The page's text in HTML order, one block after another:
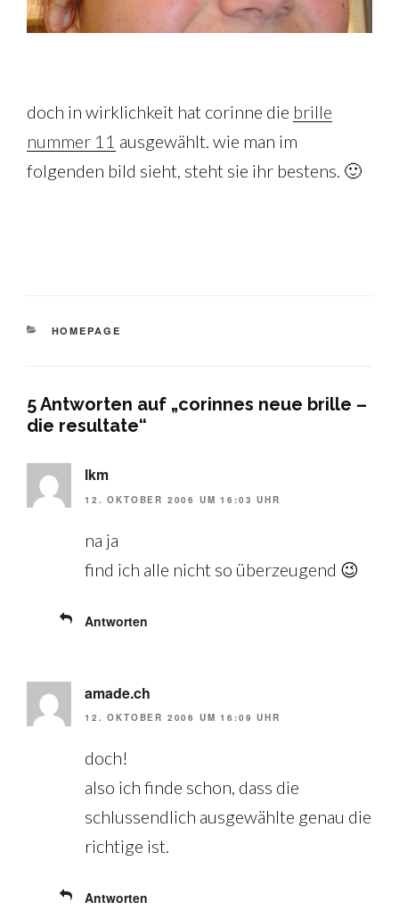
doch in wirklichkeit hat corinne die brille
nummer 11 ausgewählt. wie man im
folgenden bild sieht, steht sie ihr bestens. 🙂
KATEGORIEN
HOMEPAGE
5 Antworten auf „corinnes neue brille –
die resultate“
lkm
12. OKTOBER 2006 UM 16:03 UHR
na ja
find ich alle nicht so überzeugend 😉
Antworten
amade.ch
12. OKTOBER 2006 UM 16:09 UHR
doch!
also ich finde schon, dass die
schlussendlich ausgewählte genau die
richtige ist.
Antworten